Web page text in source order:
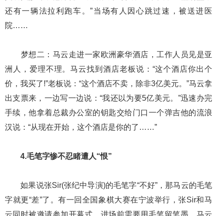
还有一辆法拉利跑车。”当场有人因心跳过速，被送进医
院……
梦想二：马云走进一家欧洲豪华酒店，工作人员见是亚
洲人，爱理不理。马云找到酒店老板说：“这个酒店你出个
价，我买了!”老板说：“这个酒店不卖，除非3亿美元。”马云拿
出支票来，一边写一边说：“我还以为要5亿美元。”迅速办完
手续，他拿着总裁办公室的钥匙交给门口一个弹吉他的流浪
汉说：“从现在开始，这个酒店是你的了……”
4.毛笔字惨不忍睹遭人“恨”
如果说张Sir(张纪中导演)的毛笔字“不好”，那马云的毛笔
字就更“差”了。有一回全国象棋大赛在宁波举行，张Sir和马